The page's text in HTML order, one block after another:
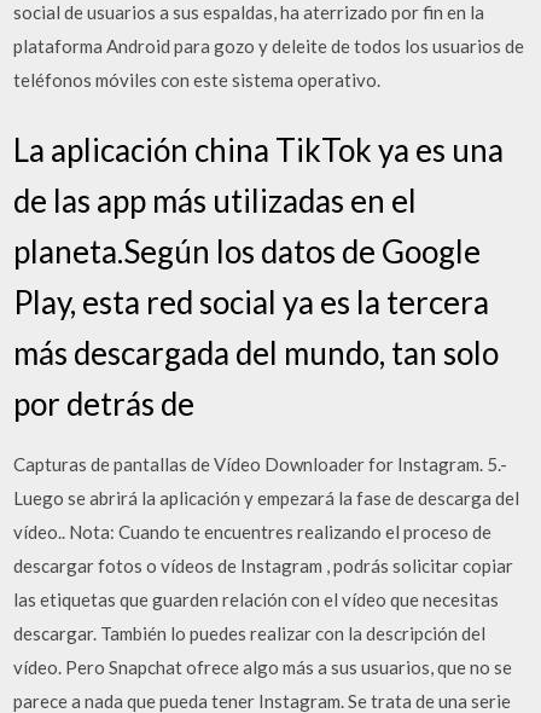
social de usuarios a sus espaldas, ha aterrizado por fin en la
plataforma Android para gozo y deleite de todos los usuarios de
teléfonos móviles con este sistema operativo.
La aplicación china TikTok ya es una
de las app más utilizadas en el
planeta.Según los datos de Google
Play, esta red social ya es la tercera
más descargada del mundo, tan solo
por detrás de
Capturas de pantallas de Vídeo Downloader for Instagram. 5.-
Luego se abrirá la aplicación y empezará la fase de descarga del
vídeo.. Nota: Cuando te encuentres realizando el proceso de
descargar fotos o vídeos de Instagram , podrás solicitar copiar
las etiquetas que guarden relación con el vídeo que necesitas
descargar. También lo puedes realizar con la descripción del
vídeo. Pero Snapchat ofrece algo más a sus usuarios, que no se
parece a nada que pueda tener Instagram. Se trata de una serie